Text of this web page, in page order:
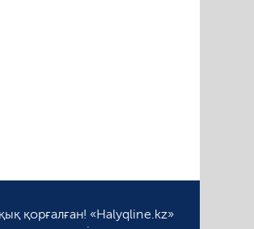
қорғалған! «Halyqline.kz»